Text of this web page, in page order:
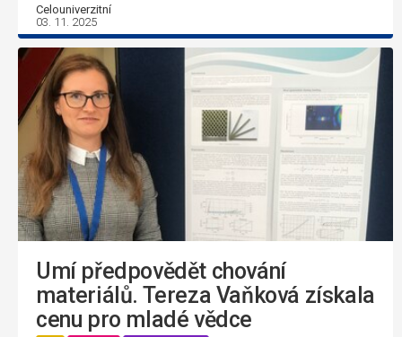
Celouniverzitní
03. 11. 2025
Umí předpovědět chování
materiálů. Tereza Vaňková získala
cenu pro mladé vědce